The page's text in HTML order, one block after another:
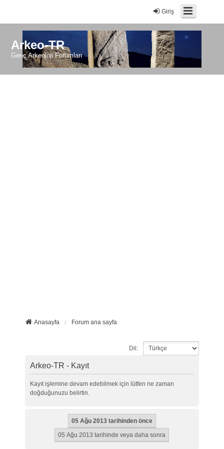
Giriş
Arkeo-TR
Genç Arkeoloji Forumları
Anasayfa Forum ana sayfa
Dil:
Arkeo-TR - Kayıt
Kayıt işlemine devam edebilmek için lütfen ne zaman
doğduğunuzu belirtin.